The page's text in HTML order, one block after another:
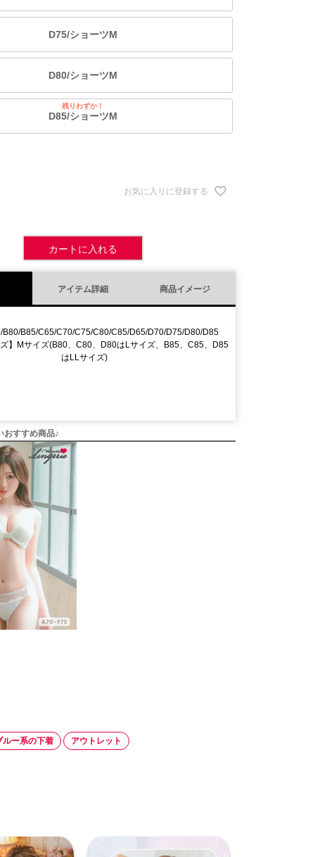
D75/ショーツM
D80/ショーツM
D85/ショーツM
残りわずか！
お気に入りに登録する
カートに入れる
アイテム詳細 商品イメージ
B80/B85/C65/C70/C75/C80/C85/D65/D70/D75/D80/D85
】Mサイズ(B80、C80、D80はLサイズ、B85、C85、D85
はLLサイズ)
おすすめ商品♪
ルー系の下着 アウトレット